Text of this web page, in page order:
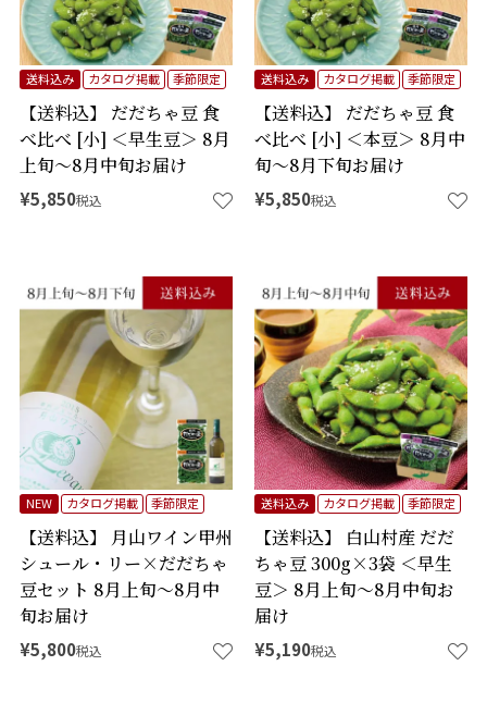
【送料込】 だだちゃ豆 食
べ比べ [小] ＜早生豆＞ 8月
上旬～8月中旬お届け
送料込み カタログ掲載 季節限定
¥5,850税込
【送料込】 だだちゃ豆 食
べ比べ [小] ＜本豆＞ 8月中
旬～8月下旬お届け
送料込み カタログ掲載 季節限定
¥5,850税込
【送料込】 月山ワイン甲州
シュール・リー×だだちゃ
豆セット 8月上旬～8月中
旬お届け
NEW カタログ掲載 季節限定
¥5,800税込
【送料込】 白山村産 だだ
ちゃ豆 300g×3袋 ＜早生
豆＞ 8月上旬～8月中旬お
届け
送料込み カタログ掲載 季節限定
¥5,190税込